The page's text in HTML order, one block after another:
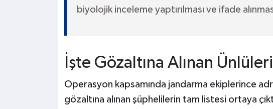
biyolojik inceleme yaptırılması ve ifade
İşte Gözaltına Alınan
Operasyon kapsamında jandarma ekiplerince
gözaltına alınan şüphelilerin tam listesi ortaya